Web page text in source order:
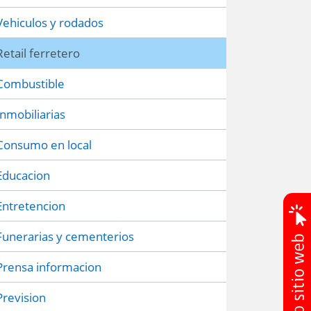
y rodados
ferretero
en local
y cementerios
informacion